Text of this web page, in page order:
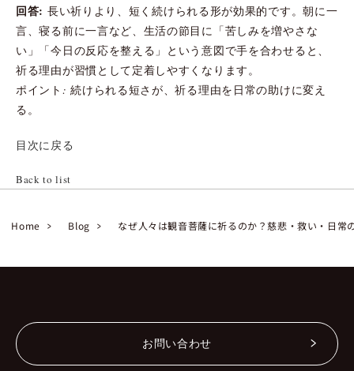
回答: 長い祈りより、短く続けられる形が効果的です。朝に一
言、寝る前に一言など、生活の節目に「苦しみを増やさな
い」「今日の反応を整える」という意図で手を合わせると、
祈る理由が習慣として定着しやすくなります。
ポイント: 続けられる短さが、祈る理由を日常の助けに変え
る。
目次に戻る
Back to list
Home Blog なぜ人々は観音菩薩に祈るのか？慈悲・救い・日常
お問い合わせ